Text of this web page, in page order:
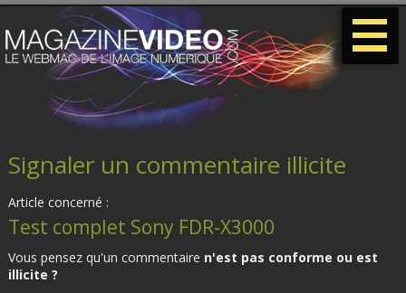
Signaler un commentaire illicite
Article concerné :
Test complet Sony FDR-X3000
Vous pensez qu'un commentaire n'est pas conforme ou est
illicite ?
-
-
-